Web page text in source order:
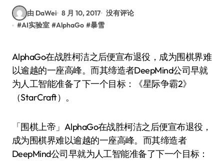
由 DaWei 8 月 10, 2017 没有评论
#AI实验室 #AlphaGo #暴雪
AlphaGo在战胜柯洁之后便宣布退役，成为围棋界难
以逾越的一座高峰。而其缔造者DeepMind公司早就
为人工智能准备了下一个目标：《星际争霸2》
（StarCraft）。
「围棋上帝」AlphaGo在战胜柯洁之后便宣布退役，
成为围棋界难以逾越的一座高峰。而其缔造者
DeepMind公司早就为人工智能准备了下一个目标：